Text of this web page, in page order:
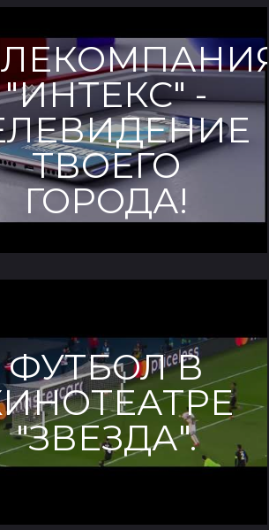
"ИНТЕКС" -
ТВОЕГО
ГОРОДА!
ФУТБОЛ В
"ЗВЕЗДА".